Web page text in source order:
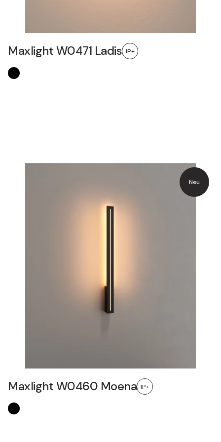
Maxlight W0471 Ladis IP+
Neu
Maxlight W0460 Moena IP+